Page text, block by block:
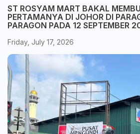
ST ROSYAM MART BAKAL
PERTAMANYA DI JOHOR DI
PARAGON PADA 12 SEPTEMBER
Friday, July 17, 2026